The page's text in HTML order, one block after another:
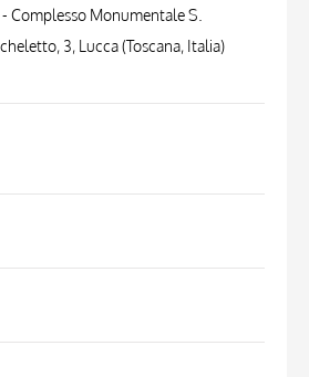
Complesso Monumentale S.
3, Lucca (Toscana, Italia)